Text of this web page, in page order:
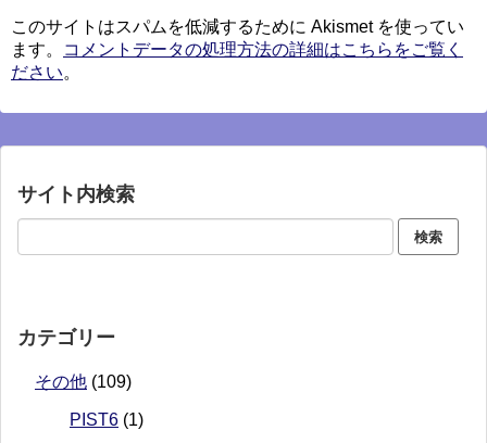
このサイトはスパムを低減するために Akismet を使ってい
ます。
コメントデータの処理方法の詳細はこちらをご覧く
ださい。
サイト内検索
カテゴリー
その他 (109)
PIST6 (1)